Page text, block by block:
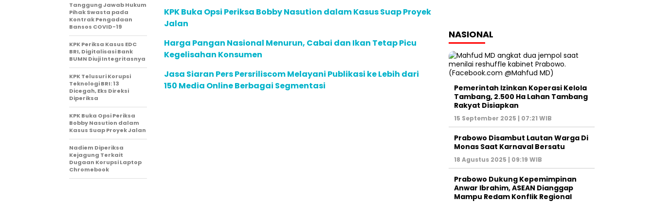
KPK Buka Opsi Periksa Bobby Nasution dalam Kasus Suap Proyek
Jalan
Harga Pangan Nasional Menurun, Cabai dan Ikan Tetap Picu
Kegelisahan Konsumen
Jasa Siaran Pers Persriliscom Melayani Publikasi ke Lebih dari
150 Media Online Berbagai Segmentasi
Tanggung Jawab Hukum
Pihak Swasta pada
Kontrak Pengadaan
Bansos COVID-19
KPK Periksa Kasus EDC
BRI, Digitalisasi Bank
BUMN Diuji Integritasnya
KPK Telusuri Korupsi
Teknologi BRI: 13
Dicegah, Eks Direksi
Diperiksa
KPK Buka Opsi Periksa
Bobby Nasution dalam
Kasus Suap Proyek Jalan
Nadiem Diperiksa
Kejagung Terkait
Dugaan Korupsi Laptop
Chromebook
NASIONAL
Pemerintah Izinkan Koperasi Kelola
Tambang, 2.500 Ha Lahan Tambang
Rakyat Disiapkan
15 September 2025 | 07:21 WIB
Prabowo Disambut Lautan Warga Di
Monas Saat Karnaval Bersatu
18 Agustus 2025 | 09:19 WIB
Prabowo Dukung Kepemimpinan
Anwar Ibrahim, ASEAN Dianggap
Mampu Redam Konflik Regional